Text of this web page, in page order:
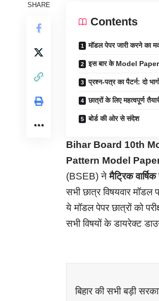
SHARE
Contents
मॉडल पेपर जारी करने का
इस बार के Model Paper
प्रश्न-पत्र का पैटर्न: दो
छात्रों के लिए महत्वपूर्ण
बोर्ड की ओर से संदेश
Bihar Board 10th
Pattern Model
(BSEB) नेमैट्रिक
सभी छात्र विषयवार
ये मॉडल पेपर छात्रों को
सभी विषयों के डायरेक्ट
बिहार की सभी बड़ी